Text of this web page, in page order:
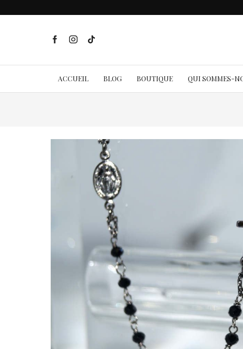
ACCUEIL BLOG BOUTIQUE QUI SOMMES-